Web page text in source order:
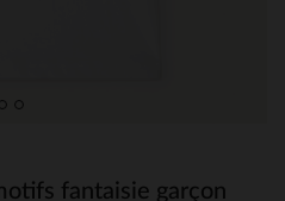
fantaisie garçon